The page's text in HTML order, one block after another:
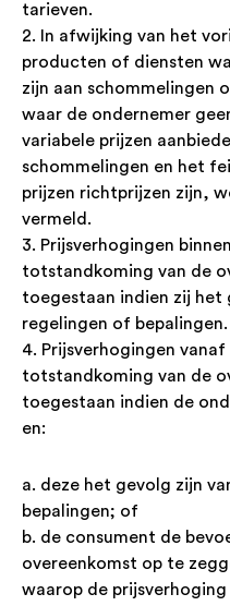
tarieven.
2. In afwijking van het
producten of diensten
zijn aan schommelingen
waar de ondernemer
variabele prijzen
schommelingen en het
prijzen richtprijzen zijn,
vermeld.
3. Prijsverhogingen
totstandkoming van de
toegestaan indien zij
regelingen of bepalingen.
4. Prijsverhogingen
totstandkoming van de
toegestaan indien de
en:
a. deze het gevolg zijn
bepalingen; of
b. de consument de
overeenkomst op te
waarop de